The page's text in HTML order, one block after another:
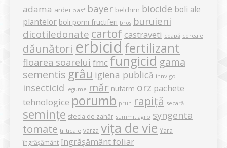
adama ardei basf bayer belchim biocide boli ale
plantelor boli pomi fructiferi bros buruieni
dicotiledonate cartof castraveti ceapă cereale
dăunători erbicid fertilizant
floarea soarelui fmc fungicid gama
sementis grâu igiena publică innvigo
insecticid legume măr nufarm orz pachete
tehnologice porumb prun rapiță secară
semințe sfecla de zahăr summit agro syngenta
tomate triticale varza vița de vie Yara
îngrășământ îngrășământ foliar